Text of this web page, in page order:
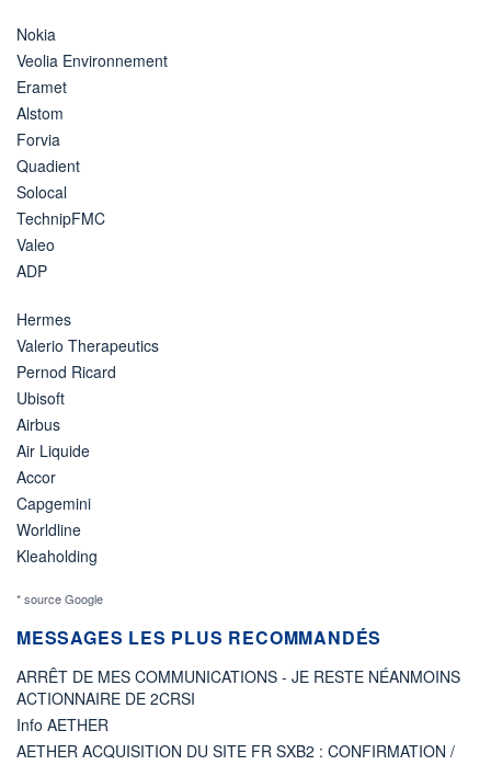
Nokia
Veolia Environnement
Eramet
Alstom
Forvia
Quadient
Solocal
TechnipFMC
Valeo
ADP
Hermes
Valerio Therapeutics
Pernod Ricard
Ubisoft
Airbus
Air Liquide
Accor
Capgemini
Worldline
Kleaholding
* source Google
MESSAGES LES PLUS RECOMMANDÉS
ARRÊT DE MES COMMUNICATIONS - JE RESTE NÉANMOINS
ACTIONNAIRE DE 2CRSI
Info AETHER
AETHER ACQUISITION DU SITE FR SXB2 : CONFIRMATION /